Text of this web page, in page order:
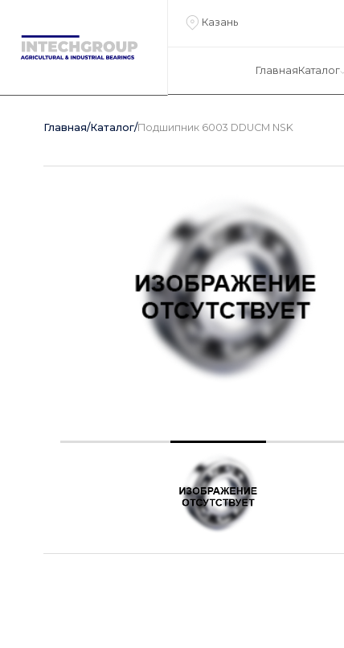
Казань
ГлавнаяКаталог
Главная/Каталог/Подшипник 6003 DDUCM NSK